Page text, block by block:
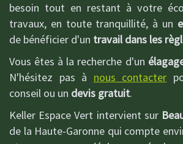
besoin tout en restant à votre
travaux, en toute tranquillité, à un
de bénéficier d'un travail dans les
Vous êtes à la recherche d'un
N'hésitez pas à nous contacter
conseil ou un devis gratuit.
Keller Espace Vert intervient sur
de la Haute-Garonne qui compte